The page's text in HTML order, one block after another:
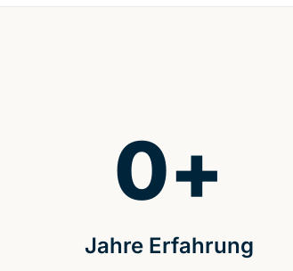
Jahre Erfahrung
0+